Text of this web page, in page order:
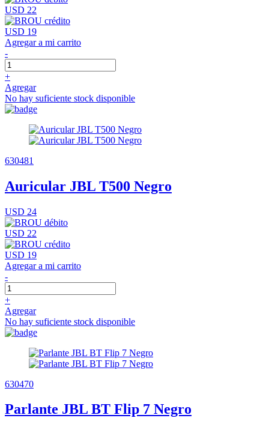
USD 22
USD 19
Agregar a mi carrito
-
+
Agregar
No hay suficiente stock disponible
630481
Auricular JBL T500 Negro
USD 24
USD 22
USD 19
Agregar a mi carrito
-
+
Agregar
No hay suficiente stock disponible
630470
Parlante JBL BT Flip 7 Negro